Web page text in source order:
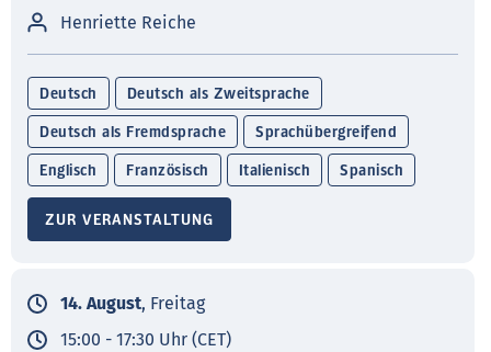
Henriette Reiche
Deutsch Deutsch als Zweitsprache
Deutsch als Fremdsprache Sprachübergreifend
Englisch Französisch Italienisch Spanisch
ZUR VERANSTALTUNG
14. August, Freitag
15:00 - 17:30 Uhr (CET)